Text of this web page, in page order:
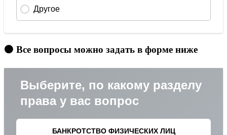
🟠 Все вопросы можно задать в форме ниже